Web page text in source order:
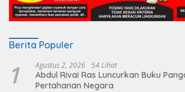
Berita Populer
1 Agustus 2, 2026 54 Lihat
Abdul Rivai Ras Luncurkan Buku
Pertahanan Negara